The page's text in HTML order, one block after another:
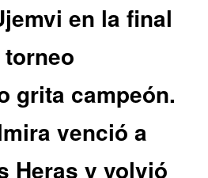
en la final
grita campeón.
venció a
Heras y volvió